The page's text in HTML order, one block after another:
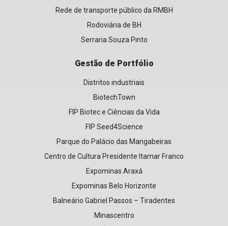
Rede de transporte público da RMBH
Rodoviária de BH
Serraria Souza Pinto
Gestão de Portfólio
Distritos industriais
BiotechTown
FIP Biotec e Ciências da Vida
FIP Seed4Science
Parque do Palácio das Mangabeiras
Centro de Cultura Presidente Itamar Franco
Expominas Araxá
Expominas Belo Horizonte
Balneário Gabriel Passos – Tiradentes
Minascentro